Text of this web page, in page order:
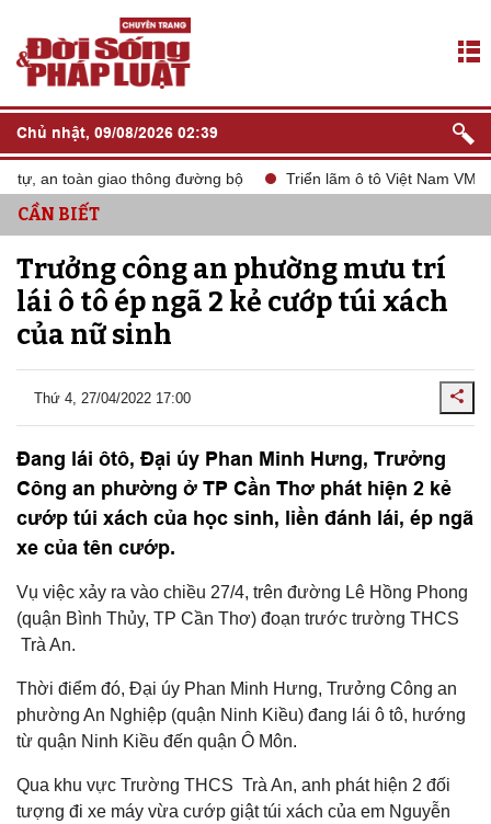
Chủ nhật, 09/08/2026 02:39
an toàn giao thông đường bộ Triển lãm ô tô Việt Nam VMS
CẦN BIẾT
Trưởng công an phường mưu trí
lái ô tô ép ngã 2 kẻ cướp túi xách
của nữ sinh
Thứ 4, 27/04/2022 17:00
Đang lái ôtô, Đại úy Phan Minh Hưng, Trưởng
Công an phường ở TP Cần Thơ phát hiện 2 kẻ
cướp túi xách của học sinh, liền đánh lái, ép ngã
xe của tên cướp.
Vụ việc xảy ra vào chiều 27/4, trên đường Lê Hồng Phong
(quận Bình Thủy, TP Cần Thơ) đoạn trước trường THCS
Trà An.
Thời điểm đó, Đại úy Phan Minh Hưng, Trưởng Công an
phường An Nghiệp (quận Ninh Kiều) đang lái ô tô, hướng
từ quận Ninh Kiều đến quận Ô Môn.
Qua khu vực Trường THCS Trà An, anh phát hiện 2 đối
tượng đi xe máy vừa cướp giật túi xách của em Nguyễn